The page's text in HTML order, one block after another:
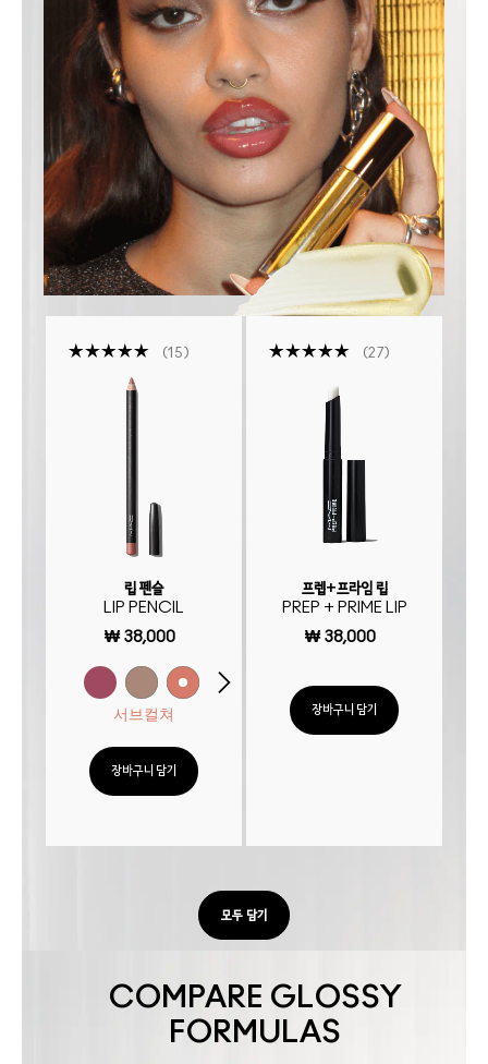
15
립 펜슬
LIP PENCIL
₩ 38,000
서브컬쳐
장바구니 담기
27
프렙+프라임 립
PREP + PRIME LIP
₩ 38,000
장바구니 담기
모두 담기
COMPARE GLOSSY
FORMULAS